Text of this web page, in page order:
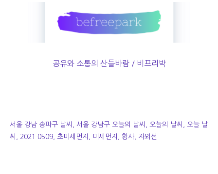
공유와 소통의 산들바람 / 비프리박
서울 강남 송파구 날씨, 서울 강남구 오늘의 날씨, 오늘의 날씨, 오늘 날
씨, 2021 0509, 초미세먼지, 미세먼지, 황사, 자외선